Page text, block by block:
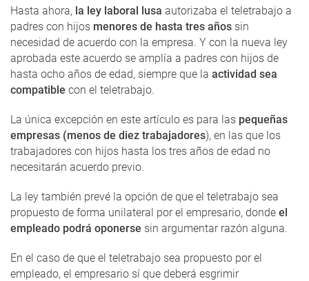
Hasta ahora, la ley laboral lusa autorizaba el teletrabajo a
padres con hijos menores de hasta tres años sin
necesidad de acuerdo con la empresa. Y con la nueva ley
aprobada este acuerdo se amplía a padres con hijos de
hasta ocho años de edad, siempre que la actividad sea
compatible con el teletrabajo.
La única excepción en este artículo es para las pequeñas
empresas (menos de diez trabajadores), en las que los
trabajadores con hijos hasta los tres años de edad no
necesitarán acuerdo previo.
La ley también prevé la opción de que el teletrabajo sea
propuesto de forma unilateral por el empresario, donde el
empleado podrá oponerse sin argumentar razón alguna.
En el caso de que el teletrabajo sea propuesto por el
empleado, el empresario sí que deberá esgrimir